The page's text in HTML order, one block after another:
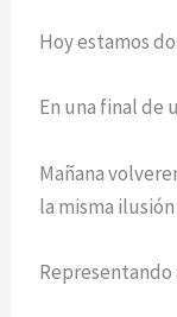
Hoy estamos
En una final de
Mañana
la misma
Representando